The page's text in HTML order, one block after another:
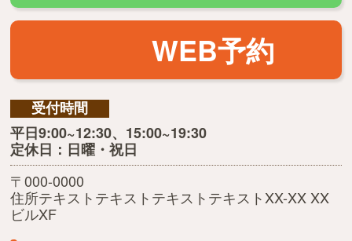
WEB予約
受付時間
平日9:00~12:30、15:00~19:30
定休日：日曜・祝日
〒000-0000
住所テキストテキストテキストテキストXX-XX XX
ビルXF